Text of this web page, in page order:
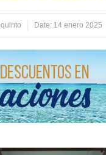
Date: 14 enero 2025